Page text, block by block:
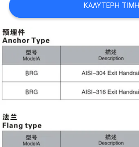
SITEMAP
PRIVACY
POLICY
ΚΑΛΎΤΕΡΗ ΤΙΜΉ